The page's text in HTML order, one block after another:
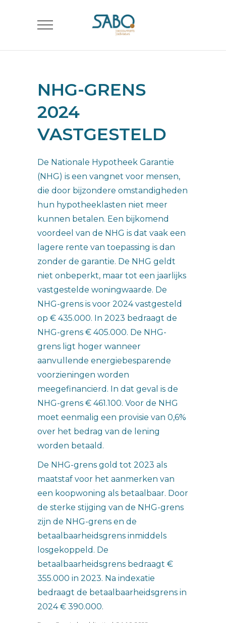
NHG-GRENS
2024
VASTGESTELD
De Nationale Hypotheek Garantie
(NHG) is een vangnet voor mensen,
die door bijzondere omstandigheden
hun hypotheeklasten niet meer
kunnen betalen. Een bijkomend
voordeel van de NHG is dat vaak een
lagere rente van toepassing is dan
zonder de garantie. De NHG geldt
niet onbeperkt, maar tot een jaarlijks
vastgestelde woningwaarde. De
NHG-grens is voor 2024 vastgesteld
op € 435.000. In 2023 bedraagt de
NHG-grens € 405.000. De NHG-
grens ligt hoger wanneer
aanvullende energiebesparende
voorzieningen worden
meegefinancierd. In dat geval is de
NHG-grens € 461.100. Voor de NHG
moet eenmalig een provisie van 0,6%
over het bedrag van de lening
worden betaald.
De NHG-grens gold tot 2023 als
maatstaf voor het aanmerken van
een koopwoning als betaalbaar. Door
de sterke stijging van de NHG-grens
zijn de NHG-grens en de
betaalbaarheidsgrens inmiddels
losgekoppeld. De
betaalbaarheidsgrens bedraagt €
355.000 in 2023. Na indexatie
bedraagt de betaalbaarheidsgrens in
2024 € 390.000.